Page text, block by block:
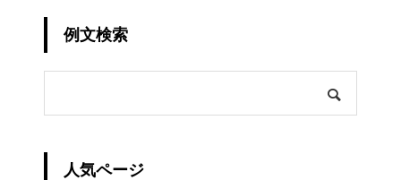
例文検索
人気ページ